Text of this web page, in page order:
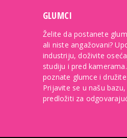
GLUMCI
Želite da postanete
ali niste angažovani?
industriju, doživite
studiju i pred
poznate glumce i
Prijavite se u našu
predložiti za